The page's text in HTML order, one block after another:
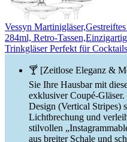
Vessyn
284ml, Retro-
Trinkgläser Perfekt für
🍸 [Zeitlose Eleganz &
Sie Ihre Hausbar mit
exklusiver Coupé-
Design (Vertical Stripes)
Lichtbrechung und
stilvollen
aus breiter Schale und